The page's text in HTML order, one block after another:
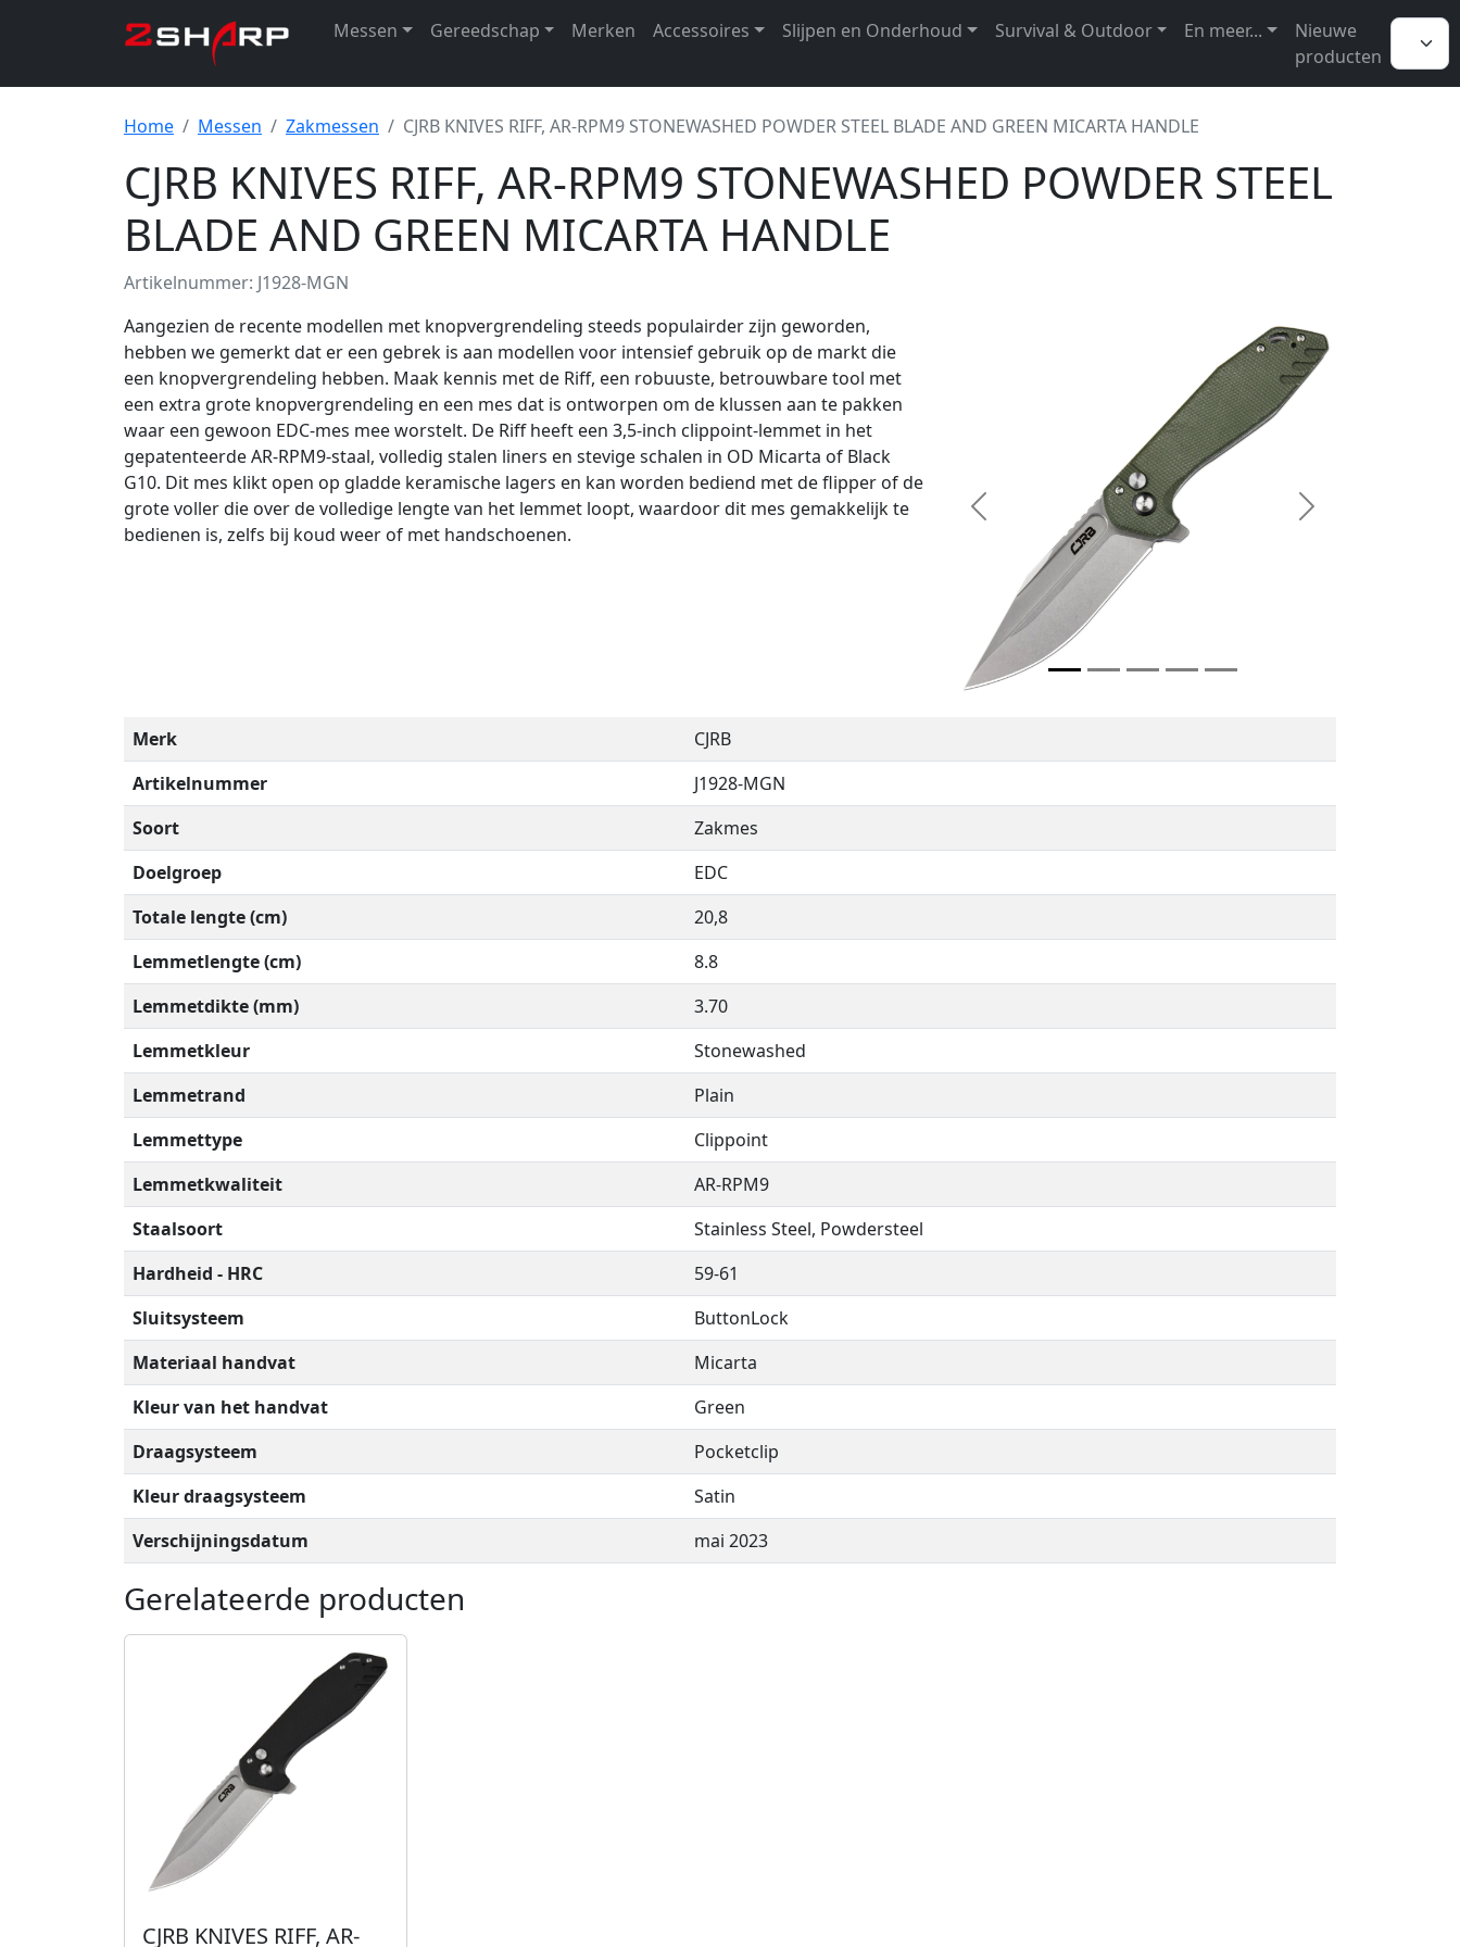
Messen Gereedschap Merken Accessoires Slijpen en Onderhoud Survival & Outdoor En meer...
Nieuwe
producten
Home Messen Zakmessen CJRB KNIVES RIFF, AR-RPM9 STONEWASHED POWDER STEEL BLADE AND GREEN MICARTA HANDLE
CJRB KNIVES RIFF, AR-RPM9 STONEWASHED POWDER STEEL
BLADE AND GREEN MICARTA HANDLE
Artikelnummer: J1928-MGN
Aangezien de recente modellen met knopvergrendeling steeds populairder zijn geworden,
hebben we gemerkt dat er een gebrek is aan modellen voor intensief gebruik op de markt die
een knopvergrendeling hebben. Maak kennis met de Riff, een robuuste, betrouwbare tool met
een extra grote knopvergrendeling en een mes dat is ontworpen om de klussen aan te pakken
waar een gewoon EDC-mes mee worstelt. De Riff heeft een 3,5-inch clippoint-lemmet in het
gepatenteerde AR-RPM9-staal, volledig stalen liners en stevige schalen in OD Micarta of Black
G10. Dit mes klikt open op gladde keramische lagers en kan worden bediend met de flipper of de
grote voller die over de volledige lengte van het lemmet loopt, waardoor dit mes gemakkelijk te
bedienen is, zelfs bij koud weer of met handschoenen.
Previous Next
Merk
CJRB
Artikelnummer
J1928-MGN
Soort
Zakmes
Doelgroep
EDC
Totale lengte (cm)
20,8
Lemmetlengte (cm)
8.8
Lemmetdikte (mm)
3.70
Lemmetkleur
Stonewashed
Lemmetrand
Plain
Lemmettype
Clippoint
Lemmetkwaliteit
AR-RPM9
Staalsoort
Stainless Steel, Powdersteel
Hardheid - HRC
59-61
Sluitsysteem
ButtonLock
Materiaal handvat
Micarta
Kleur van het handvat
Green
Draagsysteem
Pocketclip
Kleur draagsysteem
Satin
Verschijningsdatum
mai 2023
Gerelateerde producten
CJRB KNIVES RIFF, AR-